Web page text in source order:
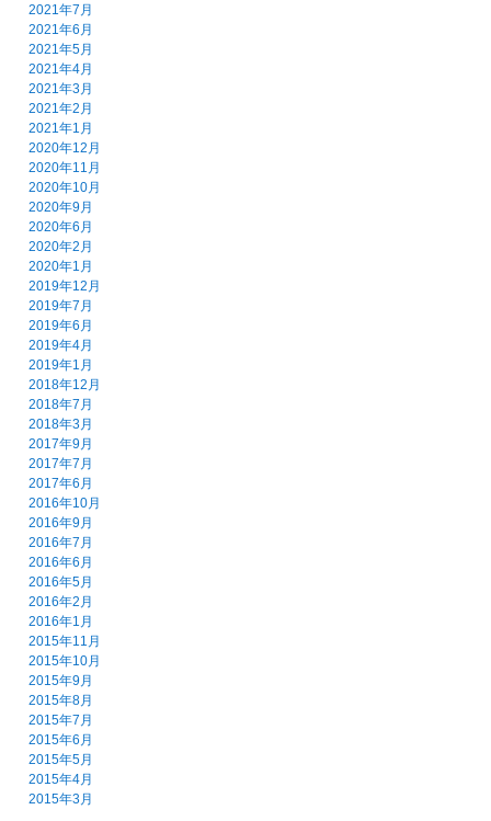
2021年7月
2021年6月
2021年5月
2021年4月
2021年3月
2021年2月
2021年1月
2020年12月
2020年11月
2020年10月
2020年9月
2020年6月
2020年2月
2020年1月
2019年12月
2019年7月
2019年6月
2019年4月
2019年1月
2018年12月
2018年7月
2018年3月
2017年9月
2017年7月
2017年6月
2016年10月
2016年9月
2016年7月
2016年6月
2016年5月
2016年2月
2016年1月
2015年11月
2015年10月
2015年9月
2015年8月
2015年7月
2015年6月
2015年5月
2015年4月
2015年3月